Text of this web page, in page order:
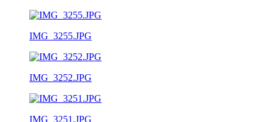
IMG_3255.JPG
IMG_3252.JPG
IMG_3251.JPG